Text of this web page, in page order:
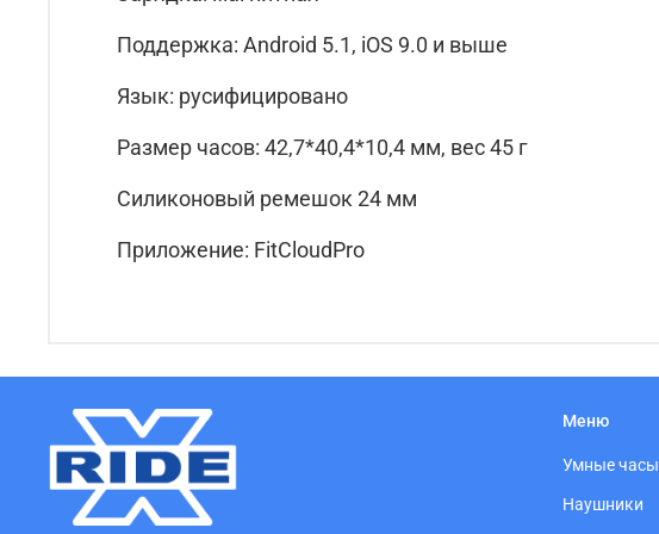
Поддержка: Android 5.1, iOS 9.0 и выше
Язык: русифицировано
Размер часов: 42,7*40,4*10,4 мм, вес 45 г
Силиконовый ремешок 24 мм
Приложение: FitCloudPro
Меню
Умные часы
Наушники